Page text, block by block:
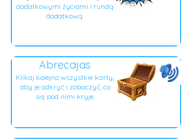
dodatkowymi życiami i rundą
dodatkową.
Abrecajas
Klikaj kolejno wszystkie karty,
aby je odkryć i zobaczyć, co
się pod nimi kryje.